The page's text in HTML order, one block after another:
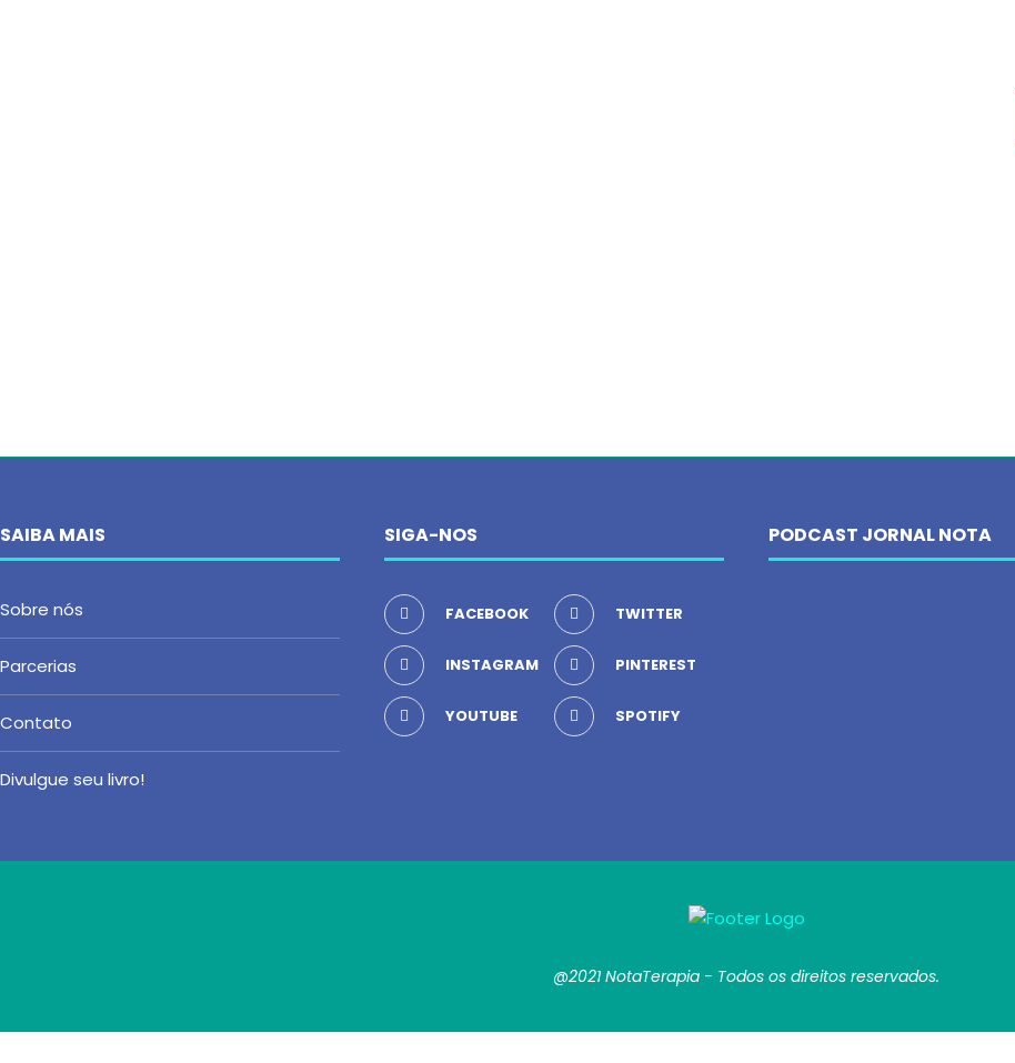
SAIBA MAIS
Sobre nós
Parcerias
Contato
Divulgue seu livro!
SIGA-NOS
FACEBOOK TWITTER
INSTAGRAM PINTEREST
YOUTUBE SPOTIFY
PODCAST JORNAL NOTA
@2021 NotaTerapia - Todos os direitos reservados.